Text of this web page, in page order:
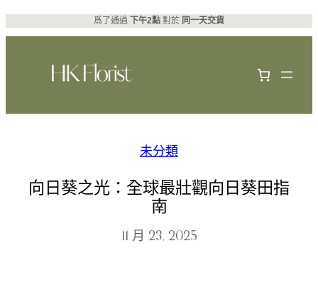
跳
至
容
爲了通過 下午2點 對於 同一天交貨
未分類
向日葵之光：全球最壯觀向日葵田指
南
11 月 23, 2025